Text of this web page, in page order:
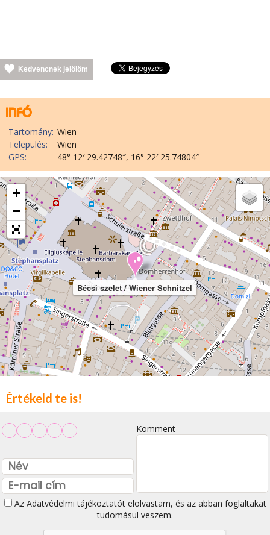
Kedvencnek jelölöm
Tartomány: Wien
Település:
Wien
GPS:
48° 12′ 29.42748″, 16° 22′ 25.74804″
Bécsi szelet / Wiener Schnitzel
+
−
Értékeld te is!
Komment
Az Adatvédelmi tájékoztatótelolvastam, és az abban foglaltakat
tudomásul veszem.